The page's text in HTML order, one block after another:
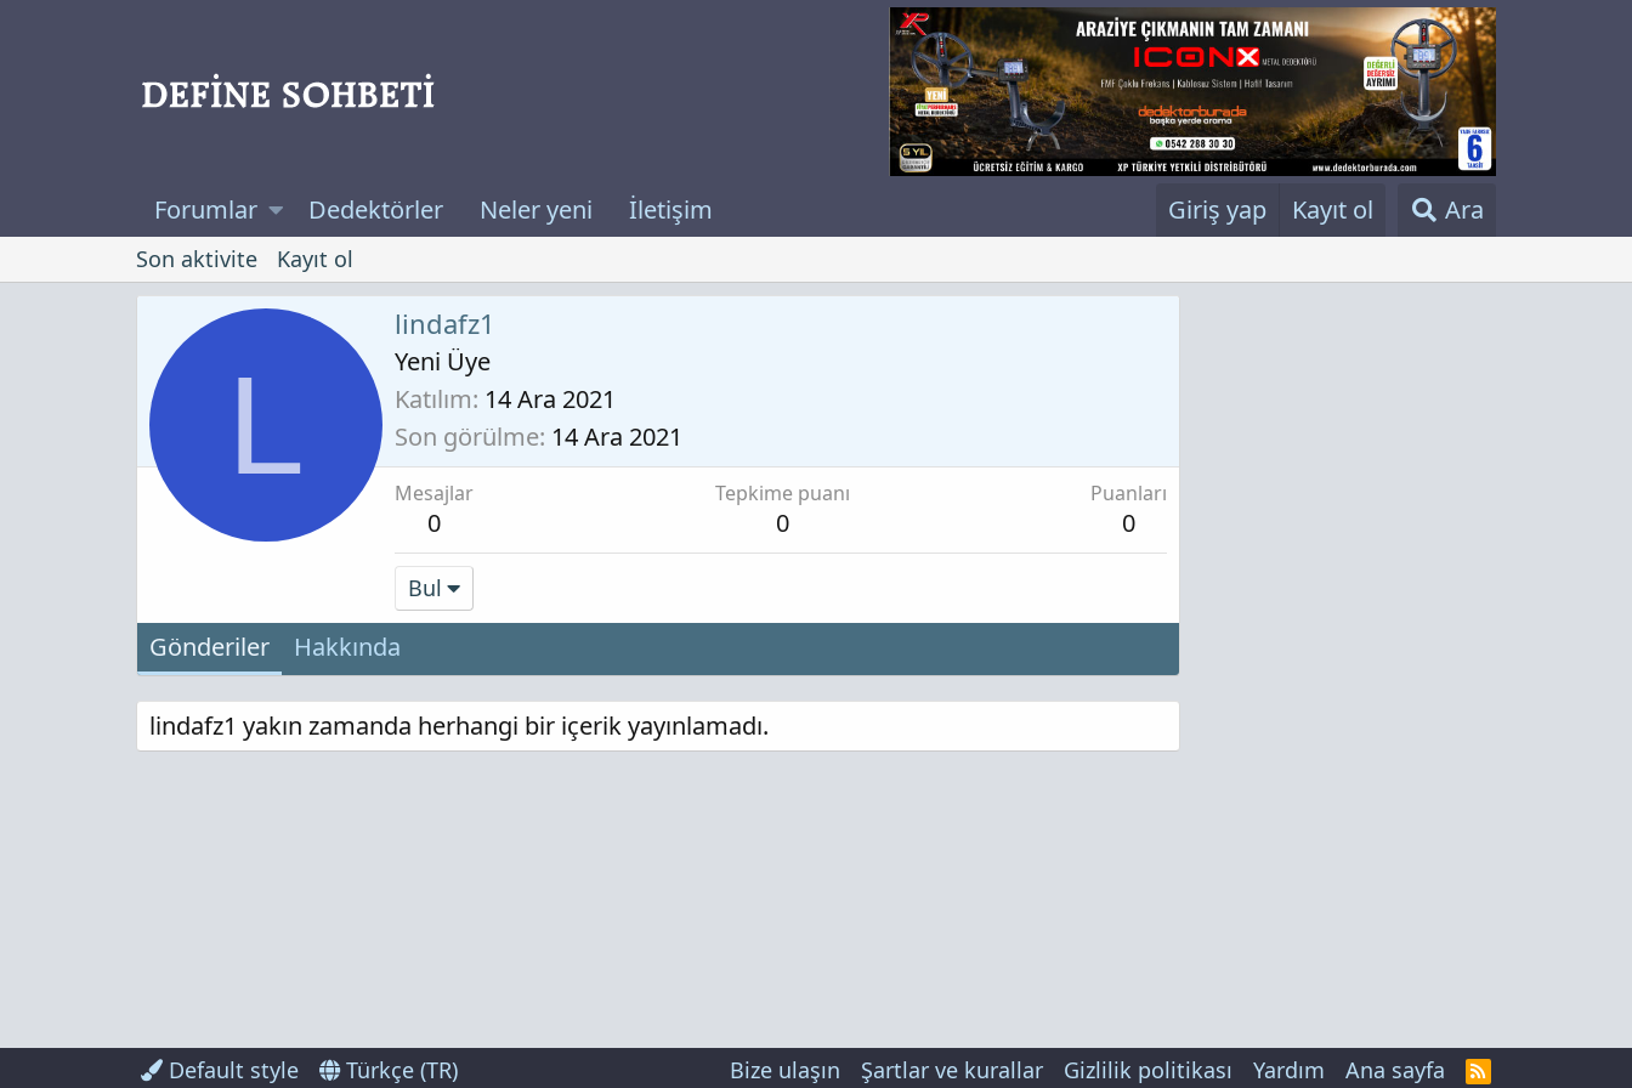
Forumlar Dedektörler Neler yeni İletişim Giriş yap Kayıt ol Ara
Son aktivite Kayıt ol
L
lindafz1
Yeni Üye
Katılım 14 Ara 2021
Son görülme 14 Ara 2021
Mesajlar
0
Tepkime puanı
0
Puanları
0
Bul
Gönderiler Hakkında
lindafz1 yakın zamanda herhangi bir içerik yayınlamadı.
Default style Türkçe (TR) Bize ulaşın Şartlar ve kurallar Gizlilik politikası Yardım Ana sayfa